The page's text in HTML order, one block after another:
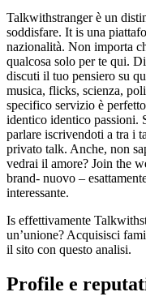
Talkwithstranger è un
soddisfare. It is una
nazionalità. Non importa
qualcosa solo per te qui.
discuti il tuo pensiero su
musica, flicks, scienza,
specifico servizio è
identico identico passioni.
parlare iscrivendoti a tra i
privato talk. Anche, non
vedrai il amore? Join the
brand- nuovo –
interessante.
Is effettivamente
un’unione? Acquisisci
il sito con questo analisi.
Profile e